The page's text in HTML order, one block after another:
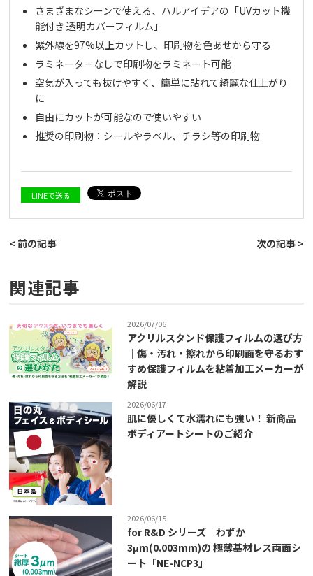
さまざまなシーンで使える、ハルアイデアの「UVカット機
能付き 透明カバーフィルム」
紫外線を97%以上カットし、印刷物を色あせから守る
ラミネーターなしで印刷物をラミネート可能
空気が入っても抜けやすく、簡単に貼れて綺麗な仕上がり
に
自由にカットが可能なので使いやすい
推奨の印刷物：シールやラベル、チラシ等の印刷物
LINEで送る
< 前の記事 次の記事 >
関連記事
2026/07/06
アクリルスタンド保護フィルムの選び方
｜傷・汚れ・擦れから印刷面を守るおす
すめ保護フィルムを粘着加工メーカーが
解説
2026/06/17
肌に優しくて水濡れにも強い！ 新商品
ボディアートシートのご紹介
2026/06/15
for R&D シリーズ わずか
3μm(0.003mm)の 極薄基材レス両面シ
ート「NE-NCP3」